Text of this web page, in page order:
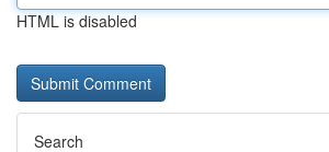
HTML is disabled
Search